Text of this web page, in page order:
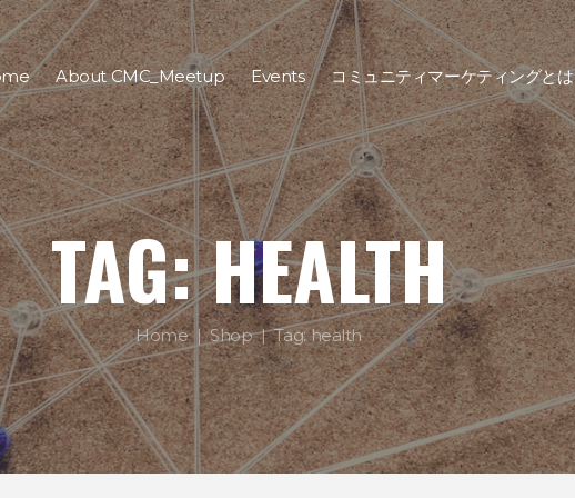
About CMC_Meetup Events コミュニティマーケティングとは
TAG: HEALTH
Home Shop Tag: health